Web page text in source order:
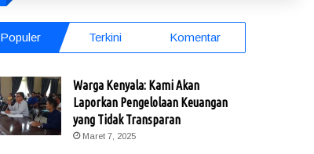
Populer Terkini Komentar
Warga Kenyala: Kami Akan
Laporkan Pengelolaan Keuangan
yang Tidak Transparan
Maret 7, 2025